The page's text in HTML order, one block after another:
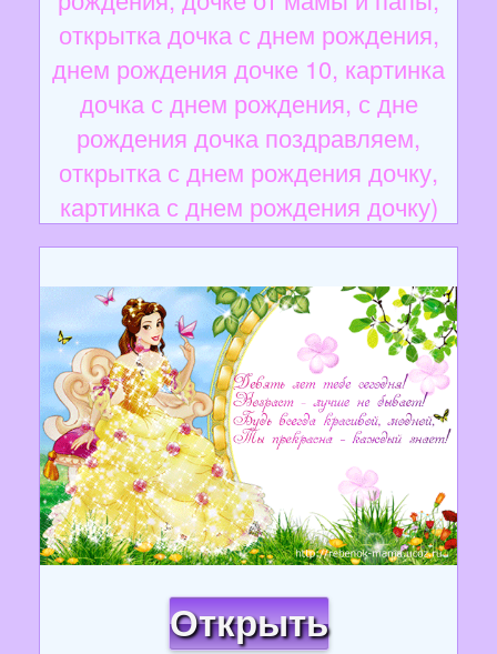
открытка дочка с днем рождения,
днем рождения дочке 10, картинка
дочка с днем рождения, с дне
рождения дочка поздравляем,
открытка с днем рождения дочку,
картинка с днем рождения дочку)
Открыть